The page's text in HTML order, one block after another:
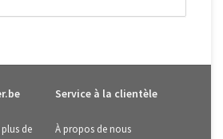
de
Service à la clientèle
À propos de nous